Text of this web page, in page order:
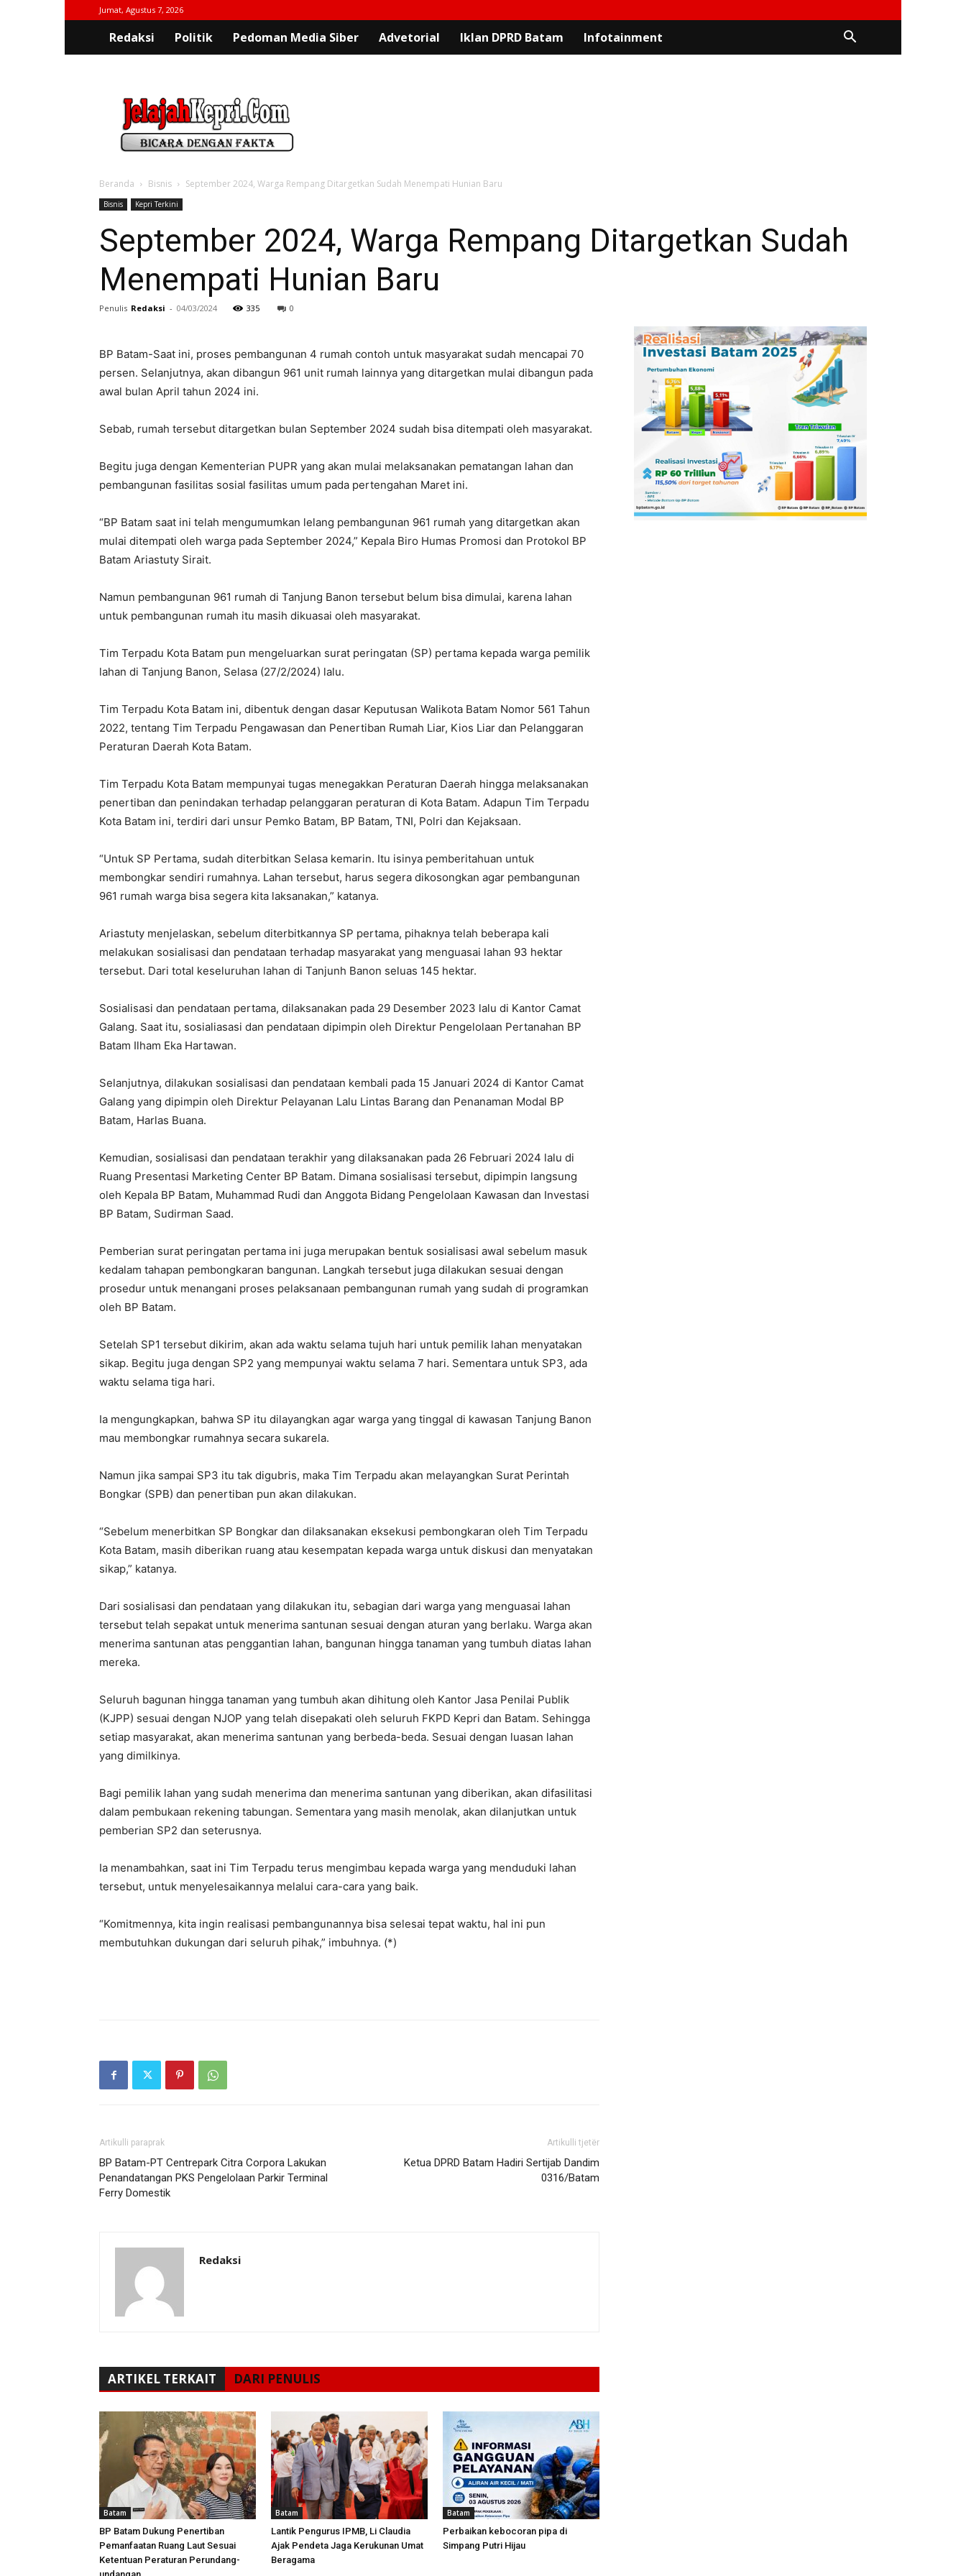
Jumat, Agustus 7, 2026
Redaksi Politik Pedoman Media Siber Advetorial Iklan DPRD Batam Infotainment
Beranda Bisnis September 2024, Warga Rempang Ditargetkan Sudah Menempati Hunian Baru
Bisnis Kepri Terkini
September 2024, Warga Rempang Ditargetkan Sudah
Menempati Hunian Baru
Penulis Redaksi - 04/03/2024 335 0
BP Batam-Saat ini, proses pembangunan 4 rumah contoh untuk masyarakat sudah mencapai 70
persen. Selanjutnya, akan dibangun 961 unit rumah lainnya yang ditargetkan mulai dibangun pada
awal bulan April tahun 2024 ini.
Sebab, rumah tersebut ditargetkan bulan September 2024 sudah bisa ditempati oleh masyarakat.
Begitu juga dengan Kementerian PUPR yang akan mulai melaksanakan pematangan lahan dan
pembangunan fasilitas sosial fasilitas umum pada pertengahan Maret ini.
“BP Batam saat ini telah mengumumkan lelang pembangunan 961 rumah yang ditargetkan akan
mulai ditempati oleh warga pada September 2024,” Kepala Biro Humas Promosi dan Protokol BP
Batam Ariastuty Sirait.
Namun pembangunan 961 rumah di Tanjung Banon tersebut belum bisa dimulai, karena lahan
untuk pembangunan rumah itu masih dikuasai oleh masyarakat.
Tim Terpadu Kota Batam pun mengeluarkan surat peringatan (SP) pertama kepada warga pemilik
lahan di Tanjung Banon, Selasa (27/2/2024) lalu.
Tim Terpadu Kota Batam ini, dibentuk dengan dasar Keputusan Walikota Batam Nomor 561 Tahun
2022, tentang Tim Terpadu Pengawasan dan Penertiban Rumah Liar, Kios Liar dan Pelanggaran
Peraturan Daerah Kota Batam.
Tim Terpadu Kota Batam mempunyai tugas menegakkan Peraturan Daerah hingga melaksanakan
penertiban dan penindakan terhadap pelanggaran peraturan di Kota Batam. Adapun Tim Terpadu
Kota Batam ini, terdiri dari unsur Pemko Batam, BP Batam, TNI, Polri dan Kejaksaan.
“Untuk SP Pertama, sudah diterbitkan Selasa kemarin. Itu isinya pemberitahuan untuk
membongkar sendiri rumahnya. Lahan tersebut, harus segera dikosongkan agar pembangunan
961 rumah warga bisa segera kita laksanakan,” katanya.
Ariastuty menjelaskan, sebelum diterbitkannya SP pertama, pihaknya telah beberapa kali
melakukan sosialisasi dan pendataan terhadap masyarakat yang menguasai lahan 93 hektar
tersebut. Dari total keseluruhan lahan di Tanjunh Banon seluas 145 hektar.
Sosialisasi dan pendataan pertama, dilaksanakan pada 29 Desember 2023 lalu di Kantor Camat
Galang. Saat itu, sosialiasasi dan pendataan dipimpin oleh Direktur Pengelolaan Pertanahan BP
Batam Ilham Eka Hartawan.
Selanjutnya, dilakukan sosialisasi dan pendataan kembali pada 15 Januari 2024 di Kantor Camat
Galang yang dipimpin oleh Direktur Pelayanan Lalu Lintas Barang dan Penanaman Modal BP
Batam, Harlas Buana.
Kemudian, sosialisasi dan pendataan terakhir yang dilaksanakan pada 26 Februari 2024 lalu di
Ruang Presentasi Marketing Center BP Batam. Dimana sosialisasi tersebut, dipimpin langsung
oleh Kepala BP Batam, Muhammad Rudi dan Anggota Bidang Pengelolaan Kawasan dan Investasi
BP Batam, Sudirman Saad.
Pemberian surat peringatan pertama ini juga merupakan bentuk sosialisasi awal sebelum masuk
kedalam tahapan pembongkaran bangunan. Langkah tersebut juga dilakukan sesuai dengan
prosedur untuk menangani proses pelaksanaan pembangunan rumah yang sudah di programkan
oleh BP Batam.
Setelah SP1 tersebut dikirim, akan ada waktu selama tujuh hari untuk pemilik lahan menyatakan
sikap. Begitu juga dengan SP2 yang mempunyai waktu selama 7 hari. Sementara untuk SP3, ada
waktu selama tiga hari.
Ia mengungkapkan, bahwa SP itu dilayangkan agar warga yang tinggal di kawasan Tanjung Banon
mau membongkar rumahnya secara sukarela.
Namun jika sampai SP3 itu tak digubris, maka Tim Terpadu akan melayangkan Surat Perintah
Bongkar (SPB) dan penertiban pun akan dilakukan.
“Sebelum menerbitkan SP Bongkar dan dilaksanakan eksekusi pembongkaran oleh Tim Terpadu
Kota Batam, masih diberikan ruang atau kesempatan kepada warga untuk diskusi dan menyatakan
sikap,” katanya.
Dari sosialisasi dan pendataan yang dilakukan itu, sebagian dari warga yang menguasai lahan
tersebut telah sepakat untuk menerima santunan sesuai dengan aturan yang berlaku. Warga akan
menerima santunan atas penggantian lahan, bangunan hingga tanaman yang tumbuh diatas lahan
mereka.
Seluruh bagunan hingga tanaman yang tumbuh akan dihitung oleh Kantor Jasa Penilai Publik
(KJPP) sesuai dengan NJOP yang telah disepakati oleh seluruh FKPD Kepri dan Batam. Sehingga
setiap masyarakat, akan menerima santunan yang berbeda-beda. Sesuai dengan luasan lahan
yang dimilkinya.
Bagi pemilik lahan yang sudah menerima dan menerima santunan yang diberikan, akan difasilitasi
dalam pembukaan rekening tabungan. Sementara yang masih menolak, akan dilanjutkan untuk
pemberian SP2 dan seterusnya.
Ia menambahkan, saat ini Tim Terpadu terus mengimbau kepada warga yang menduduki lahan
tersebut, untuk menyelesaikannya melalui cara-cara yang baik.
“Komitmennya, kita ingin realisasi pembangunannya bisa selesai tepat waktu, hal ini pun
membutuhkan dukungan dari seluruh pihak,” imbuhnya. (*)
Artikulli paraprak
BP Batam-PT Centrepark Citra Corpora Lakukan
Penandatangan PKS Pengelolaan Parkir Terminal
Ferry Domestik
Artikulli tjetër
Ketua DPRD Batam Hadiri Sertijab Dandim
0316/Batam
Redaksi
ARTIKEL TERKAIT DARI PENULIS
Batam
BP Batam Dukung Penertiban
Pemanfaatan Ruang Laut Sesuai
Ketentuan Peraturan Perundang-
Batam
Lantik Pengurus IPMB, Li Claudia
Ajak Pendeta Jaga Kerukunan Umat
Beragama
Batam
Perbaikan kebocoran pipa di
Simpang Putri Hijau